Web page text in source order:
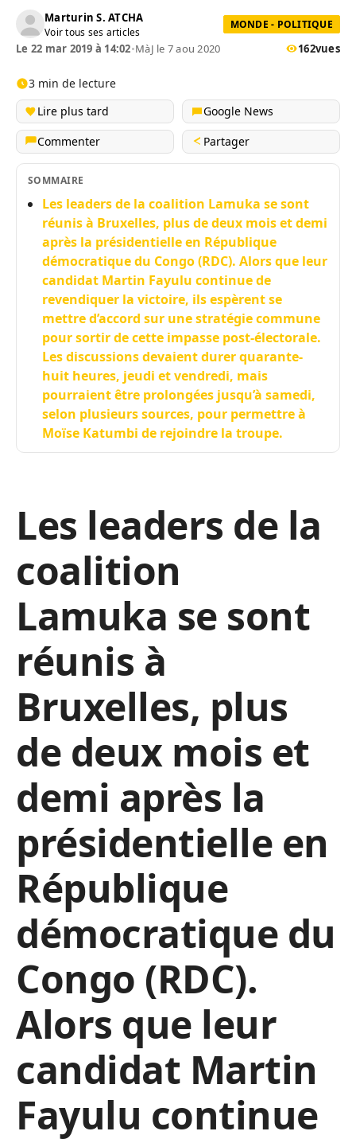
Marturin S. ATCHA
Voir tous ses articles
MONDE - POLITIQUE
Le 22 mar 2019 à 14:02•MàJ le 7 aou 2020 162vues
3 min de lecture
Lire plus tard
Google News
Commenter
Partager
SOMMAIRE
Les leaders de la coalition Lamuka se sont
réunis à Bruxelles, plus de deux mois et demi
après la présidentielle en République
démocratique du Congo (RDC). Alors que leur
candidat Martin Fayulu continue de
revendiquer la victoire, ils espèrent se
mettre d’accord sur une stratégie commune
pour sortir de cette impasse post-électorale.
Les discussions devaient durer quarante-
huit heures, jeudi et vendredi, mais
pourraient être prolongées jusqu’à samedi,
selon plusieurs sources, pour permettre à
Moïse Katumbi de rejoindre la troupe.
Les leaders de la
coalition
Lamuka se sont
réunis à
Bruxelles, plus
de deux mois et
demi après la
présidentielle en
République
démocratique du
Congo (RDC).
Alors que leur
candidat Martin
Fayulu continue